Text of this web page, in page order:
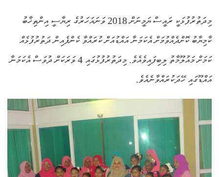
މިދަތުރުފުޅަކީ ރައީސް ޔަމީނަށް 2018 ވަނައަހަރުގެ ރިޔާސީ އިންތިޚާބު
ކާމިޔާބު ކޮށްދެއްވުމަށް އެކަމަނާ އައްޑުއަށް ކުރައްވާ ކެންޕެއިން ދަތުރުފުޅެއް
ކަމަށް މައުލޫމާތު ލިބިފައިވެއެވެ. މިދަތުރުފުޅުގައި 4 ވަރަކަށް ދުވަސް އެކަމަނާ
އައްޑޫގައި ހޭދަކުރައްވާނެއެވެ.